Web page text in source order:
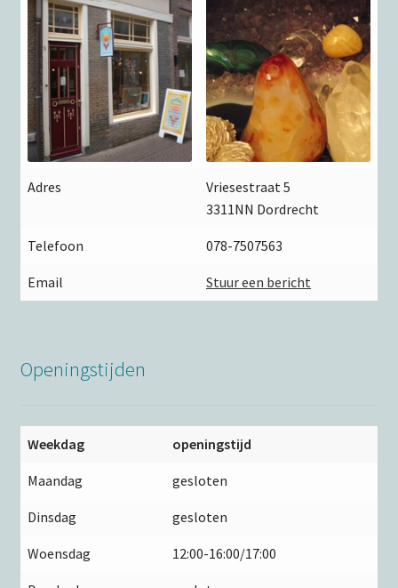
Adres
Vriesestraat 5
3311NN Dordrecht
Telefoon 078-7507563
Email Stuur een bericht
Openingstijden
Weekdag openingstijd
Maandag gesloten
Dinsdag gesloten
Woensdag 12:00-16:00/17:00